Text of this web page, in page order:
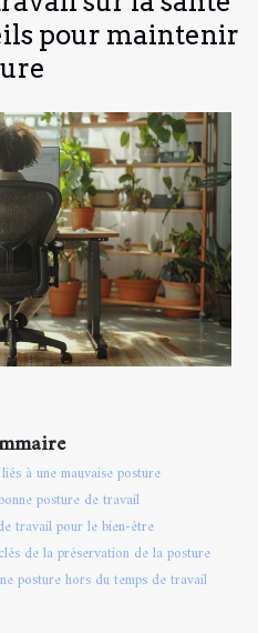
pour maintenir
à une mauvaise posture
posture de travail
travail pour le bien-être
de la préservation de la posture
posture hors du temps de travail